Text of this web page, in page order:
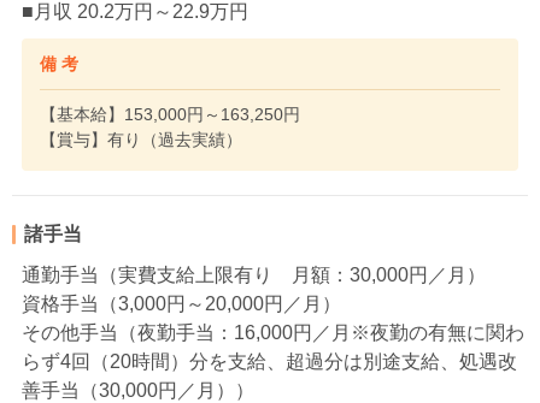
■月収 20.2万円～22.9万円
備 考
【基本給】153,000円～163,250円
【賞与】有り（過去実績）
諸手当
通勤手当（実費支給上限有り 月額：30,000円／月）
資格手当（3,000円～20,000円／月）
その他手当（夜勤手当：16,000円／月※夜勤の有無に関わ
らず4回（20時間）分を支給、超過分は別途支給、処遇改
善手当（30,000円／月））